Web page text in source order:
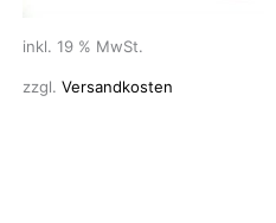
inkl. 19 % MwSt.
zzgl. Versandkosten